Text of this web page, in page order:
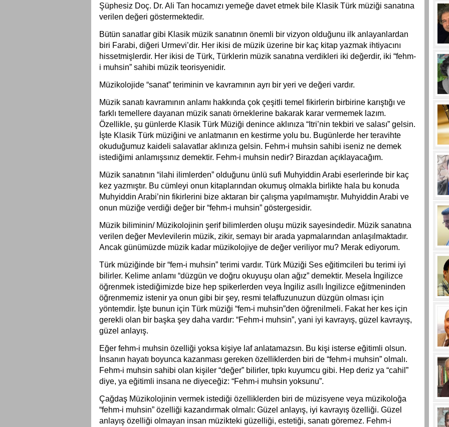
Şüphesiz Doç. Dr. Ali Tan hocamızı yemeğe davet etmek bile Klasik Türk müziği sanatına
verilen değeri göstermektedir.
Bütün sanatlar gibi Klasik müzik sanatının önemli bir vizyon olduğunu ilk anlayanlardan
biri Farabi, diğeri Urmevi’dir. Her ikisi de müzik üzerine bir kaç kitap yazmak ihtiyacını
hissetmişlerdir. Her ikisi de Türk, Türklerin müzik sanatına verdikleri iki değerdir, iki “fehm-
i muhsin” sahibi müzik teorisyenidir.
Müzikolojide “sanat” teriminin ve kavramının ayrı bir yeri ve değeri vardır.
Müzik sanatı kavramının anlamı hakkında çok çeşitli temel fikirlerin birbirine karıştığı ve
farklı temellere dayanan müzik sanatı örneklerine bakarak karar vermemek lazım.
Özellikle, şu günlerde Klasik Türk Müziği denince aklınıza “Itri’nin tekbiri ve salası” gelsin.
İşte Klasik Türk müziğini ve anlatmanın en kestirme yolu bu. Bugünlerde her teravihte
okuduğumuz kaideli salavatlar aklınıza gelsin. Fehm-i muhsin sahibi iseniz ne demek
istediğimi anlamışsınız demektir. Fehm-i muhsin nedir? Birazdan açıklayacağım.
Müzik sanatının “ilahi ilimlerden” olduğunu ünlü sufi Muhyiddin Arabi eserlerinde bir kaç
kez yazmıştır. Bu cümleyi onun kitaplarından okumuş olmakla birlikte hala bu konuda
Muhyiddin Arabi’nin fikirlerini bize aktaran bir çalışma yapılmamıştır. Muhyiddin Arabi ve
onun müziğe verdiği değer bir “fehm-i muhsin” göstergesidir.
Müzik biliminin/ Müzikolojinin şerif bilimlerden oluşu müzik sayesindedir. Müzik sanatına
verilen değer Mevlevilerin müzik, zikir, semayı bir arada yapmalarından anlaşılmaktadır.
Ancak günümüzde müzik kadar müzikolojiye de değer veriliyor mu? Merak ediyorum.
Türk müziğinde bir “fem-i muhsin” terimi vardır. Türk Müziği Ses eğitimcileri bu terimi iyi
bilirler. Kelime anlamı “düzgün ve doğru okuyuşu olan ağız” demektir. Mesela İngilizce
öğrenmek istediğimizde bize hep spikerlerden veya İngiliz asıllı İngilizce eğitmeninden
öğrenmemiz istenir ya onun gibi bir şey, resmi telaffuzunuzun düzgün olması için
yöntemdir. İşte bunun için Türk müziği “fem-i muhsin”den öğrenilmeli. Fakat her kes için
gerekli olan bir başka şey daha vardır: “Fehm-i muhsin”, yani iyi kavrayış, güzel kavrayış,
güzel anlayış.
Eğer fehm-i muhsin özelliği yoksa kişiye laf anlatamazsın. Bu kişi isterse eğitimli olsun.
İnsanın hayatı boyunca kazanması gereken özelliklerden biri de “fehm-i muhsin” olmalı.
Fehm-i muhsin sahibi olan kişiler “değer” bilirler, tıpkı kuyumcu gibi. Hep deriz ya “cahil”
diye, ya eğitimli insana ne diyeceğiz: “Fehm-i muhsin yoksunu”.
Çağdaş Müzikolojinin vermek istediği özelliklerden biri de müzisyene veya müzikoloğa
“fehm-i muhsin” özelliği kazandırmak olmalı: Güzel anlayış, iyi kavrayış özelliği. Güzel
anlayış özelliği olmayan insan müzikteki güzelliği, estetiği, sanatı göremez. Fehm-i